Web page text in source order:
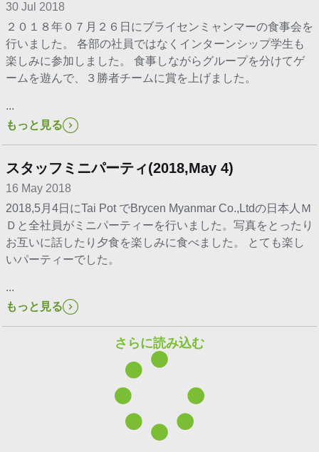
30 Jul 2018
２０１８年０７月２６日にブライセンミャンマーの食事会を
行いました。 各部の社員ではなくインターンシップ学生も
楽しみに参加しました。 食事しながらグループを分けてゲ
ームを遊んで、３勝者チームに賞を上げました。
...
もっと見る
スタッフミニパーティ(2018,May 4)
16 May 2018
2018,5月4日にTai Pot でBrycen Myanmar Co.,Ltdの日本人Ｍ
Ｄと全社員がミニパーティーを行いました。写真をとったり
お互いに話したり夕食を楽しみに食べました。 とても楽し
いパーティーでした。
...
もっと見る
さらに読み込む